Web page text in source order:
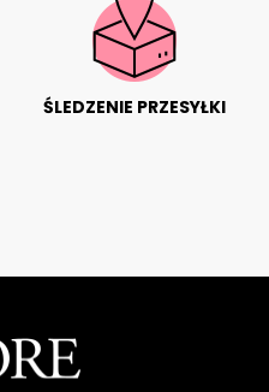
ŚLEDZENIE PRZESYŁKI